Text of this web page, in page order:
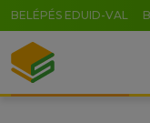
BELÉPÉS EDUID-VAL